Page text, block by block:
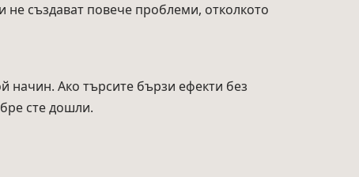
създават повече проблеми, отколкото
начин. Ако търсите бързи ефекти без
сте дошли.